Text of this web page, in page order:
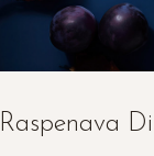
Raspenava